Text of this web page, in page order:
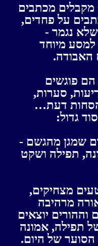
מכתבים
על פחדים,
שלא נגמר -
מיוחד
האבודה.
פוגשים
סערות,
דעת…
גדול:
שמגן מהגשם -
תפילה ושקט
מצחיקים,
מרהיבה
וההורים יוצאים
תפילה, אמונה
של היום.